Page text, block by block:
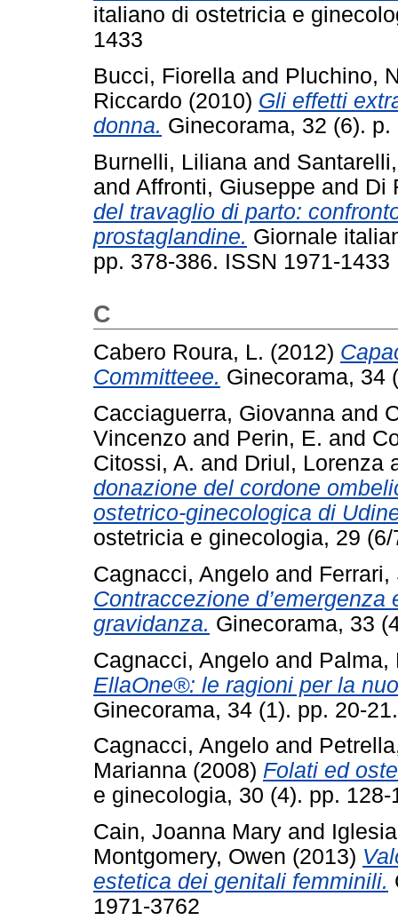
italiano di ostetricia e
1433
Bucci, Fiorella and Pluchino,
Riccardo (2010) Gli effetti
donna. Ginecorama, 32 (6).
Burnelli, Liliana and
and Affronti, Giuseppe and Di
del travaglio di parto:
prostaglandine. Giornale
pp. 378-386. ISSN 1971-1433
C
Cabero Roura, L. (2012)
Committeee. Ginecorama, 34
Cacciaguerra, Giovanna and
Vincenzo and Perin, E. and
Citossi, A. and Driul, Lorenza
donazione del cordone
ostetrico-ginecologica di
ostetricia e ginecologia, 29
Cagnacci, Angelo and Ferrari,
Contraccezione
gravidanza. Ginecorama, 33
Cagnacci, Angelo and Palma,
EllaOne®: le ragioni per la
Ginecorama, 34 (1). pp. 20-
Cagnacci, Angelo and
Marianna (2008) Folati ed
e ginecologia, 30 (4). pp.
Cain, Joanna Mary and
Montgomery, Owen (2013)
estetica dei genitali femminili.
1971-3762